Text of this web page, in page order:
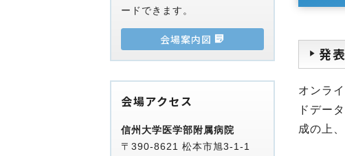
発
オンラ
ドデー
成の上
ードできます。
会場案内図
会場アクセス
信州大学医学部附属病院
〒390-8621 松本市旭3-1-1